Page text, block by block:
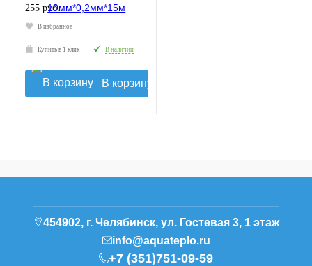
255 руб.
В избранное
Купить в 1 клик В наличии
В корзину
454902, г. Челябинск, ул. Гостевая 3, 1 этаж
info@aquateplo.ru
+7 (351)751-09-59